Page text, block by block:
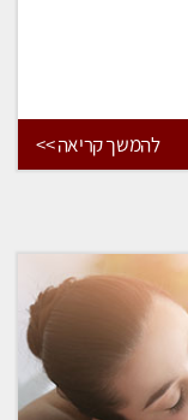
להמשך קריאה >>